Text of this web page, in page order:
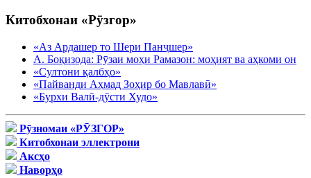
Китобхонаи «Рӯзгор»
«Аз Ардашер то Шери Панҷшер»
А. Боқизода: Рӯзаи моҳи Рамазон: моҳият ва аҳкоми он
«Султони қалбҳо»
«Пайванди Аҳмад Зоҳир бо Мавлавӣ»
«Бурхи Валӣ-дӯсти Худо»
Рӯзномаи «РӮЗГОР»
Китобхонаи эллектрони
Аксҳо
Наворҳо